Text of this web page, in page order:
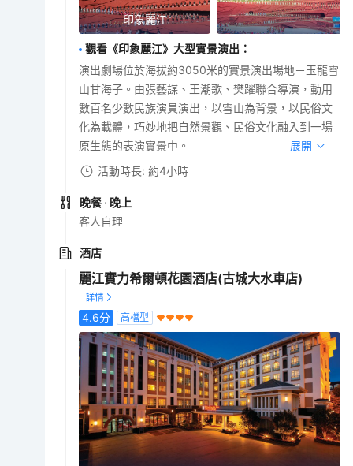
印象麗江
觀看《印象麗江》大型實景演出 ：
演出劇場位於海拔約3050米的實景演出場地－玉龍雪
山甘海子。由張藝謀、王潮歌、樊躍聯合導演，動用
數百名少數民族演員演出，以雪山為背景，以民俗文
化為載體，巧妙地把自然景觀、民俗文化融入到一場
原生態的表演實景中。
展開
活動時長: 約4小時
晚餐 · 晚上
客人自理
酒店
麗江實力希爾頓花園酒店(古城大水車店)
4.6分 高檔型